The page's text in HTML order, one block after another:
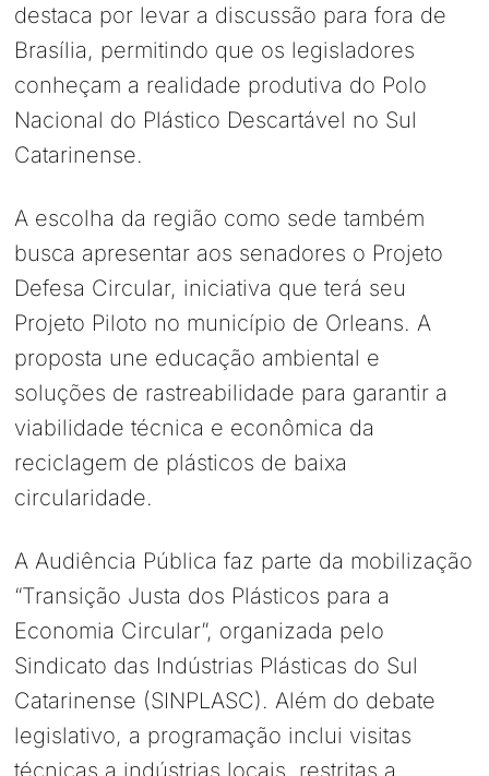
destaca por levar a discussão para fora de
Brasília, permitindo que os legisladores
conheçam a realidade produtiva do Polo
Nacional do Plástico Descartável no Sul
Catarinense.
A escolha da região como sede também
busca apresentar aos senadores o Projeto
Defesa Circular, iniciativa que terá seu
Projeto Piloto no município de Orleans. A
proposta une educação ambiental e
soluções de rastreabilidade para garantir a
viabilidade técnica e econômica da
reciclagem de plásticos de baixa
circularidade.
A Audiência Pública faz parte da mobilização
“Transição Justa dos Plásticos para a
Economia Circular”, organizada pelo
Sindicato das Indústrias Plásticas do Sul
Catarinense (SINPLASC). Além do debate
legislativo, a programação inclui visitas
técnicas a indústrias locais, restritas a